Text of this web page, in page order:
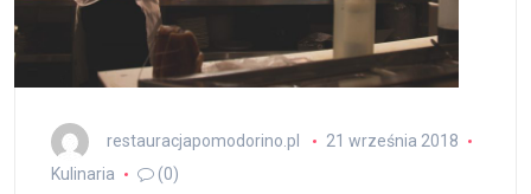
restauracjapomodorino.pl
21 września 2018
Kulinaria
(0)